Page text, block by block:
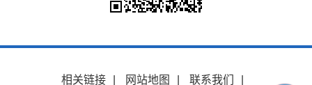
相关链接 网站地图 联系我们